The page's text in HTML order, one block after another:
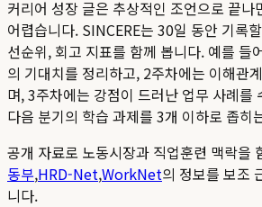
커리어 성장 글은 추상적인 조언으로 끝나
어렵습니다. SINCERE는 30일 동안 기록
선순위, 회고 지표를 함께 봅니다. 예를 들
의 기대치를 정리하고, 2주차에는 이해관
며, 3주차에는 강점이 드러난 업무 사례를
다음 분기의 학습 과제를 3개 이하로 좁히
공개 자료로 노동시장과 직업훈련 맥락을
동부,HRD-Net,WorkNet의 정보를 보조
니다.